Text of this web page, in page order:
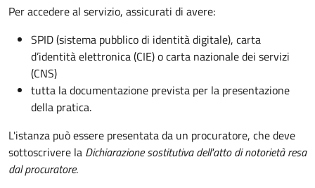
Per accedere al servizio, assicurati di avere:
SPID (sistema pubblico di identità digitale), carta
d’identità elettronica (CIE) o carta nazionale dei servizi
(CNS)
tutta la documentazione prevista per la presentazione
della pratica.
L'istanza può essere presentata da un procuratore, che deve
sottoscrivere la Dichiarazione sostitutiva dell'atto di notorietà resa
dal procuratore.